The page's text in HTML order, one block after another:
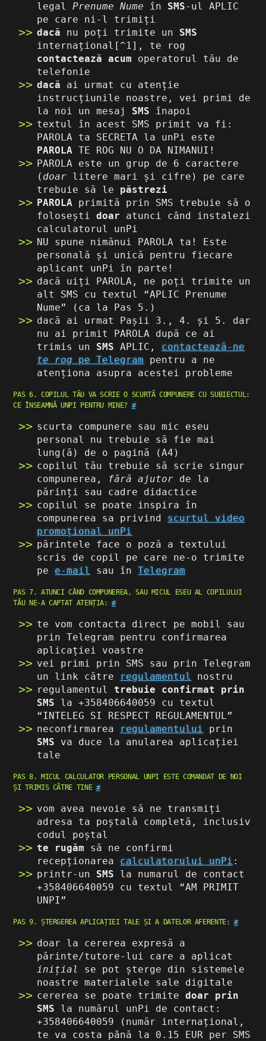
legalPrenume Nume în SMS-ul APLIC
pe care ni-l trimiți
dacă nu poți trimite un SMS
internațional[^1], te rog
contactează acum operatorul tău de
telefonie
dacă ai urmat cu atenție
instrucțiunile noastre, vei primi de
la noi un mesaj SMS înapoi
textul în acest SMS primit va fi:
PAROLA ta SECRETA la unPi este
PAROLA TE ROG NU O DA NIMANUI!
PAROLA este un grup de 6 caractere
( doar litere mari și cifre) pe care
trebuie să le păstrezi
PAROLA primită prin SMS trebuie să o
foloseștidoar atunci când instalezi
calculatorul unPi
NU spune nimănui PAROLA ta! Este
personală și unică pentru fiecare
aplicant unPi în parte!
dacă uiți PAROLA, ne poți trimite un
alt SMS cu textul “APLIC Prenume
Nume” (ca la Pas 5.)
dacă ai urmat Pașii 3., 4. și 5. dar
nu ai primit PAROLA după ce ai
trimis un SMS APLIC, contactează-ne
te rog pe Telegram pentru a ne
atenționa asupra acestei probleme
PAS 6. COPILUL TĂU VA SCRIE O SCURTĂ COMPUNERE CU SUBIECTUL:
CE ÎNSEAMNĂ UNPI PENTRU MINE? #
scurta compunere sau mic eseu
personal nu trebuie să fie mai
lung(ă) de o pagină (A4)
copilul tău trebuie să scrie singur
compunerea, fără ajutor de la
părinți sau cadre didactice
copilul se poate inspira în
compunerea sa privind scurtul video
promoțional unPi
părintele face o poză a textului
scris de copil pe care ne-o trimite
pee-mail sau înTelegram
PAS 7. ATUNCI CÂND COMPUNEREA, SAU MICUL ESEU AL COPILULUI
TĂU NE-A CAPTAT ATENȚIA:#
te vom contacta direct pe mobil sau
prin Telegram pentru confirmarea
aplicației voastre
vei primi prin SMS sau prin Telegram
un link către regulamentul nostru
regulamentultrebuie confirmat prin
SMS la +358406640059 cu textul
“INTELEG SI RESPECT REGULAMENTUL”
neconfirmarea regulamentului prin
SMS va duce la anularea aplicației
tale
PAS 8. MICUL CALCULATOR PERSONAL UNPI ESTE COMANDAT DE NOI
ȘI TRIMIS CĂTRE TINE #
vom avea nevoie să ne transmiți
adresa ta poștală completă, inclusiv
codul poștal
te rugăm să ne confirmi
recepționarea calculatorului unPi :
printr-un SMS la numarul de contact
+358406640059 cu textul “AM PRIMIT
UNPI”
PAS 9. ȘTERGEREA APLICAȚIEI TALE ȘI A DATELOR AFERENTE:#
doar la cererea expresă a
părinte/tutore-lui care a aplicat
inițial
se pot șterge din sistemele
noastre materialele sale digitale
cererea se poate trimitedoar prin
SMS la numărul unPi de contact:
+358406640059 (număr internațional,
te va costa până la 0.15 EUR per SMS